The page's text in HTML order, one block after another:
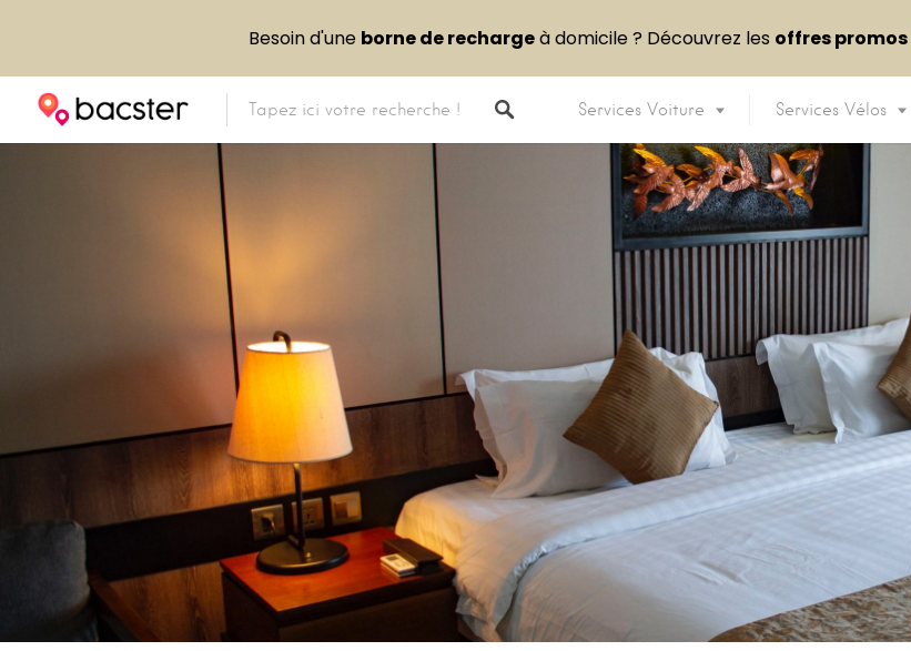
Services Voiture Services Vélos
Besoin d'une borne de rechargeà domicile ? Découvrez les offres promos